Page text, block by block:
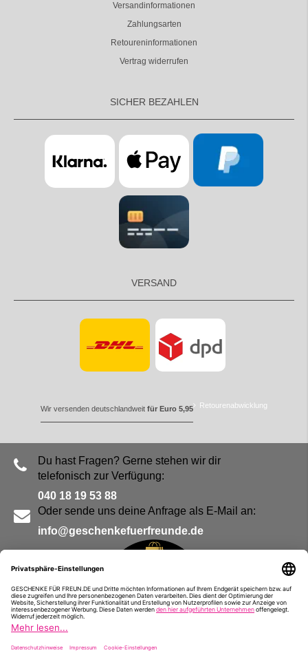
Versandinformationen
Zahlungsarten
Retoureninformationen
Vertrag widerrufen
SICHER BEZAHLEN
VERSAND
Wir versenden deutschlandweit für Euro 5,95 Retourenabwicklung
Du hast Fragen? Gerne stehen wir dir
telefonisch zur Verfügung:
040 18 19 53 88
Oder sende uns deine Anfrage als E-Mail an:
info@geschenkefuerfreunde.de